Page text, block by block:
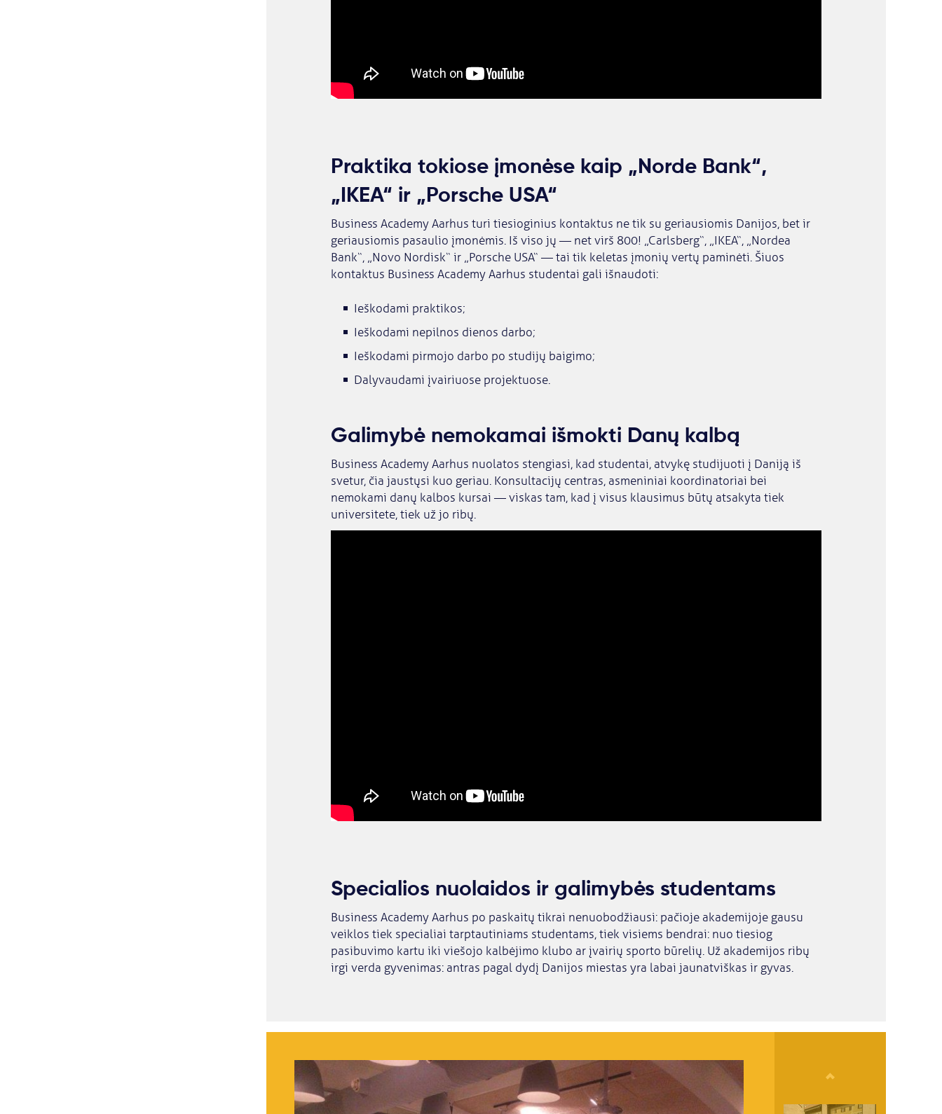
Praktika tokiose įmonėse kaip „Norde Bank“,
„IKEA“ ir „Porsche USA“
Business Academy Aarhus turi tiesioginius kontaktus ne tik su geriausiomis Danijos, bet ir
geriausiomis pasaulio įmonėmis. Iš viso jų — net virš 800! „Carlsberg“, „IKEA“, „Nordea
Bank“, „Novo Nordisk“ ir „Porsche USA“ — tai tik keletas įmonių vertų paminėti. Šiuos
kontaktus Business Academy Aarhus studentai gali išnaudoti:
Ieškodami praktikos;
Ieškodami nepilnos dienos darbo;
Ieškodami pirmojo darbo po studijų baigimo;
Dalyvaudami įvairiuose projektuose.
Galimybė nemokamai išmokti Danų kalbą
Business Academy Aarhus nuolatos stengiasi, kad studentai, atvykę studijuoti į Daniją iš
svetur, čia jaustųsi kuo geriau. Konsultacijų centras, asmeniniai koordinatoriai bei
nemokami danų kalbos kursai — viskas tam, kad į visus klausimus būtų atsakyta tiek
universitete, tiek už jo ribų.
Specialios nuolaidos ir galimybės studentams
Business Academy Aarhus po paskaitų tikrai nenuobodžiausi: pačioje akademijoje gausu
veiklos tiek specialiai tarptautiniams studentams, tiek visiems bendrai: nuo tiesiog
pasibuvimo kartu iki viešojo kalbėjimo klubo ar įvairių sporto būrelių. Už akademijos ribų
irgi verda gyvenimas: antras pagal dydį Danijos miestas yra labai jaunatviškas ir gyvas.